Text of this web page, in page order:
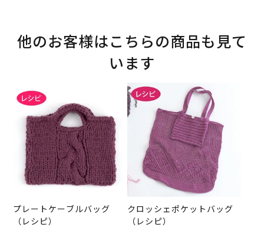
他のお客様はこちらの商品も見て
います
プレートケーブルバッグ
（レシピ）
クロッシェポケットバッグ
（レシピ）